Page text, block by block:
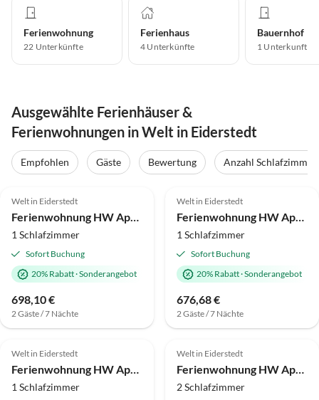
Ferienwohnung
22 Unterkünfte
Ferienhaus
4 Unterkünfte
Bauernhof
1 Unterkunft
Ausgewählte Ferienhäuser &
Ferienwohnungen in Welt in Eiderstedt
Empfohlen Gäste Bewertung
Anzahl Schlafzimmer
Welt in Eiderstedt
Ferienwohnung HW App. 5
1 Schlafzimmer
Sofort Buchung
20% Rabatt·Sonderangebot
698,10 €
2 Gäste / 7 Nächte
Welt in Eiderstedt
Ferienwohnung HW App. 3
1 Schlafzimmer
Sofort Buchung
20% Rabatt·Sonderangebot
676,68 €
2 Gäste / 7 Nächte
4.5 (9)
Welt in Eiderstedt
Ferienwohnung HW App. 4
1 Schlafzimmer
4.4 (8)
Welt in Eiderstedt
Ferienwohnung HW App. 6
2 Schlafzimmer